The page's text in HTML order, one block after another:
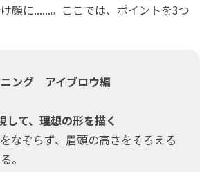
顔に......。ここでは、ポイントを3つ
ング アイブロウ編
て、理想の形を描く
なぞらず、眉頭の高さをそろえる
。